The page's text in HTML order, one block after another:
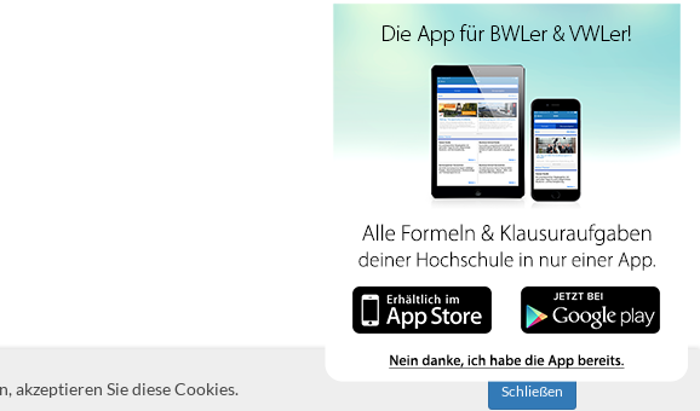
akzeptieren Sie diese Cookies. Schließen